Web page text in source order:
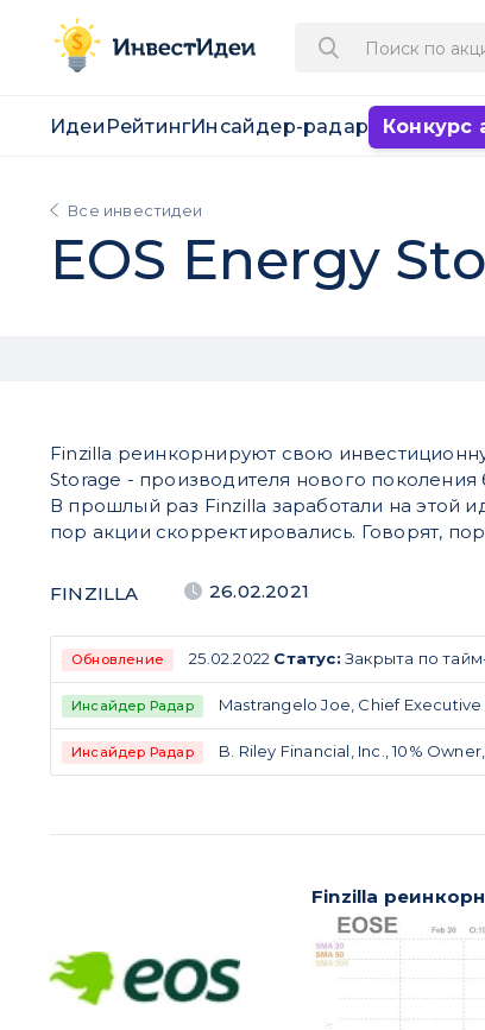
Идеи РейтингИнсайдер-радар Конкурс
Все инвестидеи
EOS Energy
Finzilla реинкорнируют свою
Storage - производителя нового поколения
В прошлый раз Finzilla заработали на этой
пор акции скорректировались. Говорят,
FINZILLA 26.02.2021
Обновление 25.02.2022 Статус: Закрыта по
Инсайдер Радар Mastrangelo Joe, Chief Executive
Инсайдер Радар B. Riley Financial, Inc., 10%
Finzilla